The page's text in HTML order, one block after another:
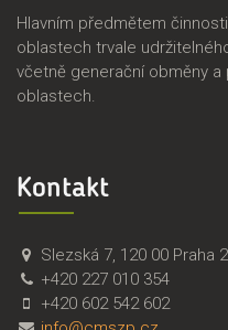
Hlavním předmětem
oblastech trvale
včetně generační obměny
oblastech.
Kontakt
Č
M
S
Č
e
s
Slezská 7, 120 00 Praha 2
+420 227 010 354
+420 602 542 602